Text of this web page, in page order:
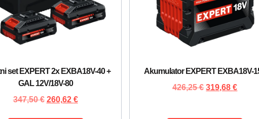
set EXPERT 2x EXBA18V-40 +
GAL 12V/18V-80
347,50€ 260,62 €
Akumulator EXPERT EXBA18V-
426,25€ 319,68€